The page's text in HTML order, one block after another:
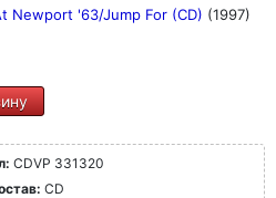
Newport '63/Jump For (CD) (1997)
CDVP 331320
CD